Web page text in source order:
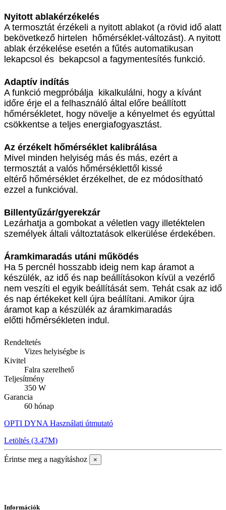
Nyitott ablakérzékelés
A termosztát érzékeli a nyitott ablakot (a rövid idő alatt
bekövetkező hirtelen hőmérséklet-változást). A nyitott
ablak érzékelése esetén a fűtés automatikusan
lekapcsol és bekapcsol a fagymentesítés funkció.
Adaptív indítás
A funkció megpróbálja kikalkulálni, hogy a kívánt
időre érje el a felhasználó által előre beállított
hőmérsékletet, hogy növelje a kényelmet és egyúttal
csökkentse a teljes energiafogyasztást.
Az érzékelt hőmérséklet kalibrálása
Mivel minden helyiség más és más, ezért a
termosztát a valós hőmérséklettől kissé
eltérő hőmérséklet érzékelhet, de ez módosítható
ezzel a funkcióval.
Billentyűzár/gyerekzár
Lezárhatja a gombokat a véletlen vagy illetéktelen
személyek általi változtatások elkerülése érdekében.
Áramkimaradás utáni működés
Ha 5 percnél hosszabb ideig nem kap áramot a
készülék, az idő és nap beállításokon kívül a vezérlő
nem veszíti el egyik beállítását sem. Tehát csak az idő
és nap értékeket kell újra beállítani. Amikor újra
áramot kap a készülék az áramkimaradás
előtti hőmérsékleten indul.
Rendeltetés
Vizes helyiségbe is
Kivitel
Falra szerelhető
Teljesítmény
350 W
Garancia
60 hónap
OPTI DYNA Használati útmutató
Letöltés (3.47M)
Érintse meg a nagyításhoz ×
Információk